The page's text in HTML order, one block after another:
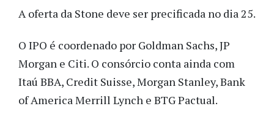
A oferta da Stone deve ser precificada no dia 25.
O IPO é coordenado por Goldman Sachs, JP
Morgan e Citi. O consórcio conta ainda com
Itaú BBA, Credit Suisse, Morgan Stanley, Bank
of America Merrill Lynch e BTG Pactual.